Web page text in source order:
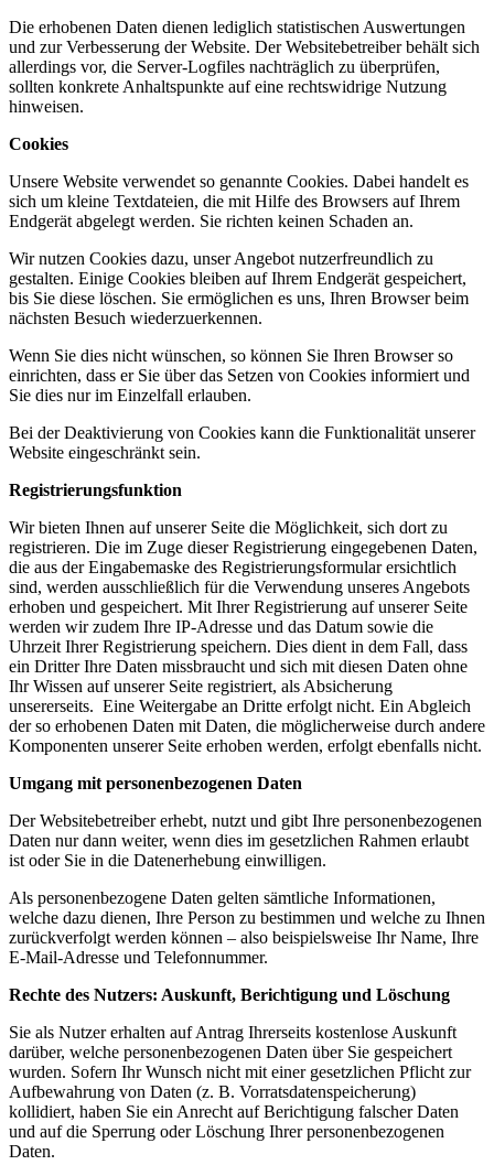
Die erhobenen Daten dienen lediglich statistischen Auswertungen
und zur Verbesserung der Website. Der Websitebetreiber behält sich
allerdings vor, die Server-Logfiles nachträglich zu überprüfen,
sollten konkrete Anhaltspunkte auf eine rechtswidrige Nutzung
hinweisen.
Cookies
Unsere Website verwendet so genannte Cookies. Dabei handelt es
sich um kleine Textdateien, die mit Hilfe des Browsers auf Ihrem
Endgerät abgelegt werden. Sie richten keinen Schaden an.
Wir nutzen Cookies dazu, unser Angebot nutzerfreundlich zu
gestalten. Einige Cookies bleiben auf Ihrem Endgerät gespeichert,
bis Sie diese löschen. Sie ermöglichen es uns, Ihren Browser beim
nächsten Besuch wiederzuerkennen.
Wenn Sie dies nicht wünschen, so können Sie Ihren Browser so
einrichten, dass er Sie über das Setzen von Cookies informiert und
Sie dies nur im Einzelfall erlauben.
Bei der Deaktivierung von Cookies kann die Funktionalität unserer
Website eingeschränkt sein.
Registrierungsfunktion
Wir bieten Ihnen auf unserer Seite die Möglichkeit, sich dort zu
registrieren. Die im Zuge dieser Registrierung eingegebenen Daten,
die aus der Eingabemaske des Registrierungsformular ersichtlich
sind, werden ausschließlich für die Verwendung unseres Angebots
erhoben und gespeichert. Mit Ihrer Registrierung auf unserer Seite
werden wir zudem Ihre IP-Adresse und das Datum sowie die
Uhrzeit Ihrer Registrierung speichern. Dies dient in dem Fall, dass
ein Dritter Ihre Daten missbraucht und sich mit diesen Daten ohne
Ihr Wissen auf unserer Seite registriert, als Absicherung
unsererseits. Eine Weitergabe an Dritte erfolgt nicht. Ein Abgleich
der so erhobenen Daten mit Daten, die möglicherweise durch andere
Komponenten unserer Seite erhoben werden, erfolgt ebenfalls nicht.
Umgang mit personenbezogenen Daten
Der Websitebetreiber erhebt, nutzt und gibt Ihre personenbezogenen
Daten nur dann weiter, wenn dies im gesetzlichen Rahmen erlaubt
ist oder Sie in die Datenerhebung einwilligen.
Als personenbezogene Daten gelten sämtliche Informationen,
welche dazu dienen, Ihre Person zu bestimmen und welche zu Ihnen
zurückverfolgt werden können – also beispielsweise Ihr Name, Ihre
E-Mail-Adresse und Telefonnummer.
Rechte des Nutzers: Auskunft, Berichtigung und Löschung
Sie als Nutzer erhalten auf Antrag Ihrerseits kostenlose Auskunft
darüber, welche personenbezogenen Daten über Sie gespeichert
wurden. Sofern Ihr Wunsch nicht mit einer gesetzlichen Pflicht zur
Aufbewahrung von Daten (z. B. Vorratsdatenspeicherung)
kollidiert, haben Sie ein Anrecht auf Berichtigung falscher Daten
und auf die Sperrung oder Löschung Ihrer personenbezogenen
Daten.